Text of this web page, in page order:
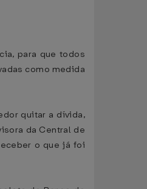
para que todos
como medida
quitar a dívida,
da Central de
o que já foi